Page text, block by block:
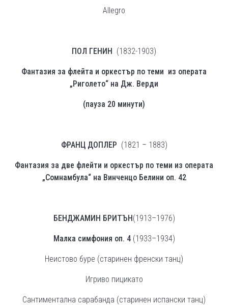
Allegro
ПОЛ ГЕНИН (1832-1903)
Фантазия за флейта и оркестър по теми из операта
„Риголето“ на Дж. Верди
(пауза 20 минути)
ФРАНЦ ДОПЛЕР (1821 – 1883)
Фантазия за две флейти и оркестър по теми из операта
„Сомнамбула“ на Винченцо Белини оп. 42
БЕНДЖАМИН БРИТЪН(1913–1976)
Малка симфония оп. 4 (1933–1934)
Неистово буре (старинен френски танц)
Игриво пицикато
Сантиментална сарабанда (старинен испански танц)